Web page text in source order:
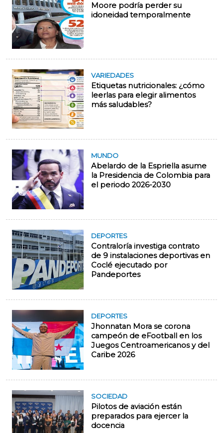
Moore podría perder su
idoneidad temporalmente
VARIEDADES
Etiquetas nutricionales: ¿cómo
leerlas para elegir alimentos
más saludables?
MUNDO
Abelardo de la Espriella asume
la Presidencia de Colombia para
el periodo 2026-2030
DEPORTES
Contraloría investiga contrato
de 9 instalaciones deportivas en
Coclé ejecutado por
Pandeportes
DEPORTES
Jhonnatan Mora se corona
campeón de eFootball en los
Juegos Centroamericanos y del
Caribe 2026
SOCIEDAD
Pilotos de aviación están
preparados para ejercer la
docencia